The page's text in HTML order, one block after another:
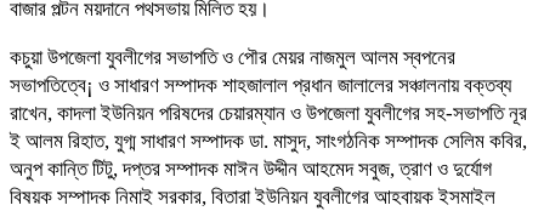
বাজার পল্টন ময়দানে পথসভায় মিলিত হয়।
কচুয়া উপজেলা যুবলীগের সভাপতি ও পৌর মেয়র নাজমুল আলম স্বপনের
সভাপতিত্বে¡ ও সাধারণ সম্পাদক শাহজালাল প্রধান জালালের সঞ্চালনায় বক্তব্য
রাখেন, কাদলা ইউনিয়ন পরিষদের চেয়ারম্যান ও উপজেলা যুবলীগের সহ-সভাপতি নূর
ই আলম রিহাত, যুগ্ম সাধারণ সম্পাদক ডা. মাসুদ, সাংগঠনিক সম্পাদক সেলিম কবির,
অনুপ কান্তি টিটু, দপ্তর সম্পাদক মাঈন উদ্দীন আহমেদ সবুজ, ত্রাণ ও দুর্যোগ
বিষয়ক সম্পাদক নিমাই সরকার, বিতারা ইউনিয়ন যুবলীগের আহবায়ক ইসমাইল